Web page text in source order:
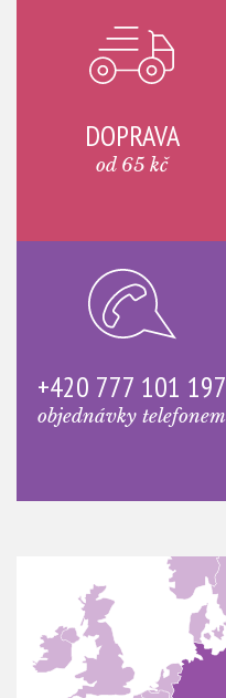
DOPRAVA
od 65 kč
+420 777 101 197
objednávky telefonem